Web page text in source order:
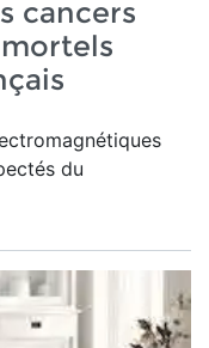
cancers
du